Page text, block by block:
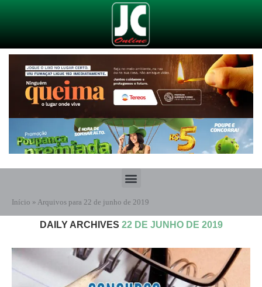
Início » Arquivos para 22 de junho de 2019
DAILY ARCHIVES 22 DE JUNHO DE 2019